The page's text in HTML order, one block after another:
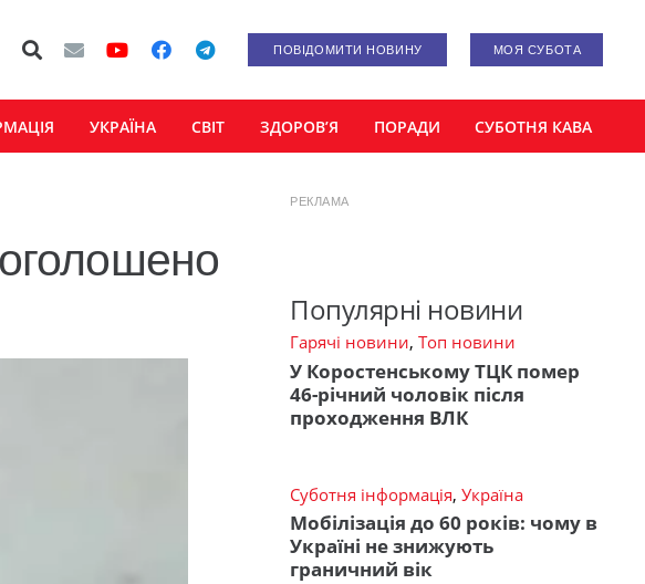
ПОВІДОМИТИ НОВИНУ МОЯ СУБОТА
УКРАЇНА СВІТ ЗДОРОВ’Я ПОРАДИ СУБОТНЯ КАВА
РЕКЛАМА
Популярні новини
Гарячі новини, Топ новини
У Коростенському ТЦК помер
46-річний чоловік після
проходження ВЛК
Суботня інформація, Україна
Мобілізація до 60 років: чому в
Україні не знижують
граничний вік